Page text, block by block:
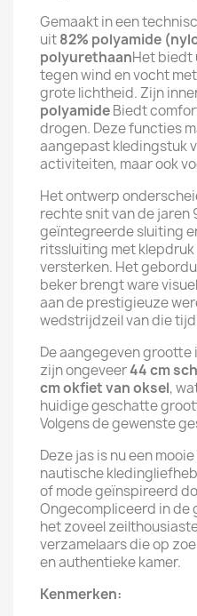
Gemaakt in een
uit82% polyamide
polyurethaanHet biedt
tegen wind en vocht
grote lichtheid. Zijn
polyamideBiedt
drogen. Deze functies
aangepast kledingstuk
activiteiten, maar ook
Het ontwerp
rechte snit van de jaren
geïntegreerde sluiting
ritssluiting met
versterken. Het
beker brengt ware
aan de prestigieuze
wedstrijdzeil van die
De aangegeven grootte
zijn ongeveer44 cm
cm okfiet van oksel,
huidige geschatte
Volgens de gewenste
Deze jas is nu een
nautische
of mode geïnspireerd
Ongecompliceerd in de
het zoveel
verzamelaars die op
en authentieke kamer.
Kenmerken: